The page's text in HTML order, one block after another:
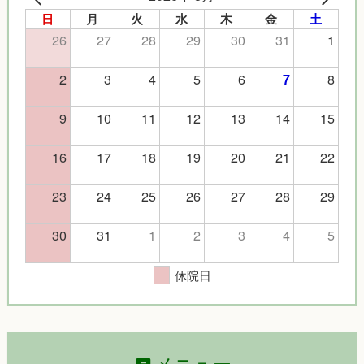
日 月 火 水 木 金 土
26 27 28 29 30 31
1
2
3 4 5 6 7
8
9
10 11 12 13 14
15
16
17 18 19 20 21
22
23
24 25 26 27 28
29
30
31 1 2 3 4 5
休院日